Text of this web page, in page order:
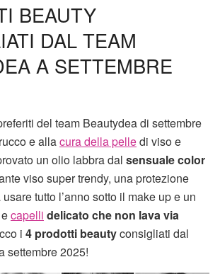
BEAUTY
DAL TEAM
A SETTEMBRE
del team Beautydea di settembre
e allacura della pelledi viso e
un olio labbra dal sensuale color
viso super trendy, una protezione
tutto l’anno sotto il make up e un
capelli delicato che non lava via
i 4 prodotti beautyconsigliati dal
settembre 2025!